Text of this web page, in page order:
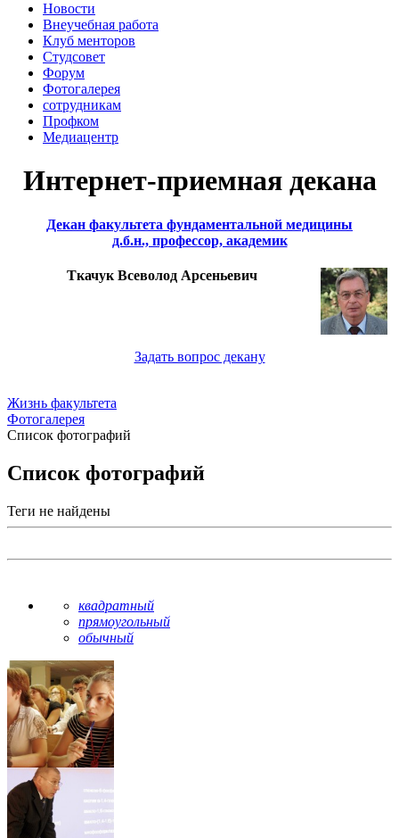
Новости
Внеучебная работа
Клуб менторов
Студсовет
Форум
Фотогалерея
сотрудникам
Профком
Медиацентр
Интернет-приемная декана
Декан факультета фундаментальной медицины
д.б.н., профессор, академик
Ткачук Всеволод Арсеньевич
Задать вопрос декану
Жизнь факультета
Фотогалерея
Список фотографий
Список фотографий
Теги не найдены
квадратный
прямоугольный
обычный